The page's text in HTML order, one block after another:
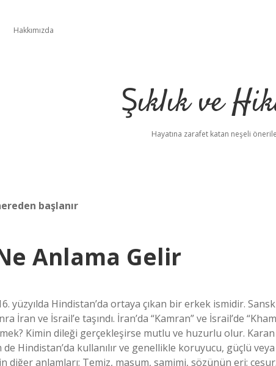
Hakkımızda
Şıklık ve
Hayatına zarafet katan neşeli
başlanır
Anlama Gelir
yüzyılda Hindistan’da ortaya çıkan bir erkek ismidir.
İran ve İsrail’e taşındı. İran’da “Kamran” ve İsrail’de
Kimin dileği gerçekleşirse mutlu ve huzurlu olur.
Hindistan’da kullanılır ve genellikle koruyucu, güçlü veya
diğer anlamları: Temiz, masum, samimi, sözünün eri;